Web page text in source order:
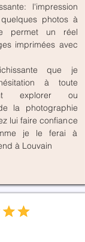
l'impression
photos à
permet un réel
imprimées avec
que je
à toute
explorer ou
la photographie
lui faire confiance
je le ferai à
à Louvain